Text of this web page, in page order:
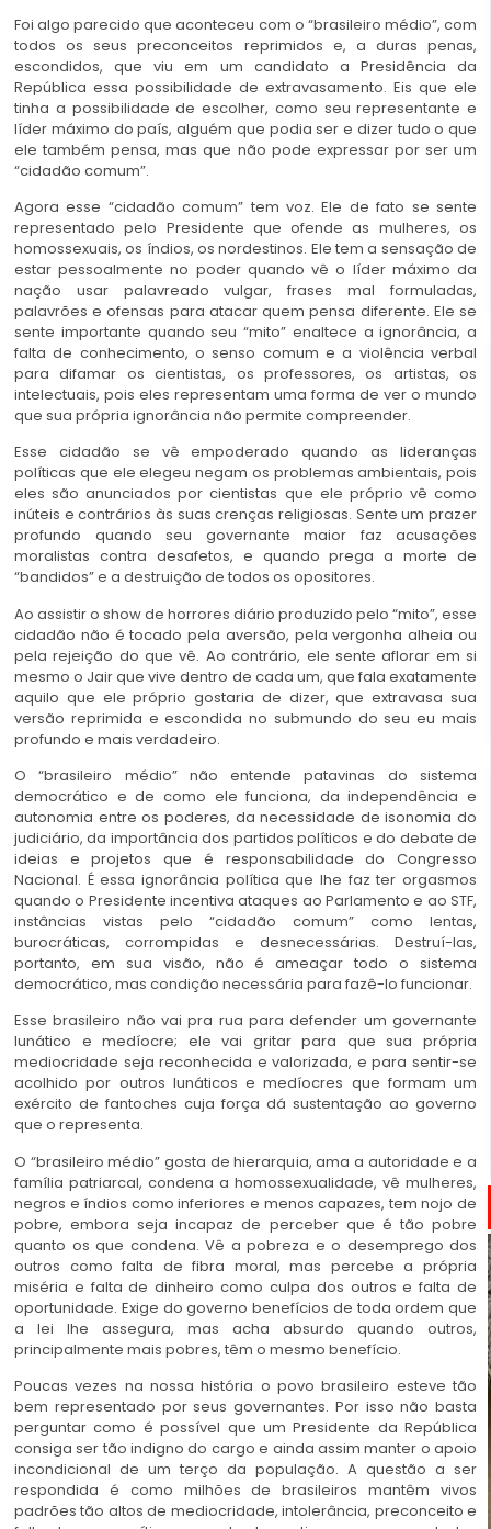
Foi algo parecido que aconteceu com o “brasileiro médio”, com
todos os seus preconceitos reprimidos e, a duras penas,
escondidos, que viu em um candidato a Presidência da
República essa possibilidade de extravasamento. Eis que ele
tinha a possibilidade de escolher, como seu representante e
líder máximo do país, alguém que podia ser e dizer tudo o que
ele também pensa, mas que não pode expressar por ser um
“cidadão comum”.
Agora esse “cidadão comum” tem voz. Ele de fato se sente
representado pelo Presidente que ofende as mulheres, os
homossexuais, os índios, os nordestinos. Ele tem a sensação de
estar pessoalmente no poder quando vê o líder máximo da
nação usar palavreado vulgar, frases mal formuladas,
palavrões e ofensas para atacar quem pensa diferente. Ele se
sente importante quando seu “mito” enaltece a ignorância, a
falta de conhecimento, o senso comum e a violência verbal
para difamar os cientistas, os professores, os artistas, os
intelectuais, pois eles representam uma forma de ver o mundo
que sua própria ignorância não permite compreender.
Esse cidadão se vê empoderado quando as lideranças
políticas que ele elegeu negam os problemas ambientais, pois
eles são anunciados por cientistas que ele próprio vê como
inúteis e contrários às suas crenças religiosas. Sente um prazer
profundo quando seu governante maior faz acusações
moralistas contra desafetos, e quando prega a morte de
“bandidos” e a destruição de todos os opositores.
Ao assistir o show de horrores diário produzido pelo “mito”, esse
cidadão não é tocado pela aversão, pela vergonha alheia ou
pela rejeição do que vê. Ao contrário, ele sente aflorar em si
mesmo o Jair que vive dentro de cada um, que fala exatamente
aquilo que ele próprio gostaria de dizer, que extravasa sua
versão reprimida e escondida no submundo do seu eu mais
profundo e mais verdadeiro.
O “brasileiro médio” não entende patavinas do sistema
democrático e de como ele funciona, da independência e
autonomia entre os poderes, da necessidade de isonomia do
judiciário, da importância dos partidos políticos e do debate de
ideias e projetos que é responsabilidade do Congresso
Nacional. É essa ignorância política que lhe faz ter orgasmos
quando o Presidente incentiva ataques ao Parlamento e ao STF,
instâncias vistas pelo “cidadão comum” como lentas,
burocráticas, corrompidas e desnecessárias. Destruí-las,
portanto, em sua visão, não é ameaçar todo o sistema
democrático, mas condição necessária para fazê-lo funcionar.
Esse brasileiro não vai pra rua para defender um governante
lunático e medíocre; ele vai gritar para que sua própria
mediocridade seja reconhecida e valorizada, e para sentir-se
acolhido por outros lunáticos e medíocres que formam um
exército de fantoches cuja força dá sustentação ao governo
que o representa.
O “brasileiro médio” gosta de hierarquia, ama a autoridade e a
família patriarcal, condena a homossexualidade, vê mulheres,
negros e índios como inferiores e menos capazes, tem nojo de
pobre, embora seja incapaz de perceber que é tão pobre
quanto os que condena. Vê a pobreza e o desemprego dos
outros como falta de fibra moral, mas percebe a própria
miséria e falta de dinheiro como culpa dos outros e falta de
oportunidade. Exige do governo benefícios de toda ordem que
a lei lhe assegura, mas acha absurdo quando outros,
principalmente mais pobres, têm o mesmo benefício.
Poucas vezes na nossa história o povo brasileiro esteve tão
bem representado por seus governantes. Por isso não basta
perguntar como é possível que um Presidente da República
consiga ser tão indigno do cargo e ainda assim manter o apoio
incondicional de um terço da população. A questão a ser
respondida é como milhões de brasileiros mantêm vivos
padrões tão altos de mediocridade, intolerância, preconceito e